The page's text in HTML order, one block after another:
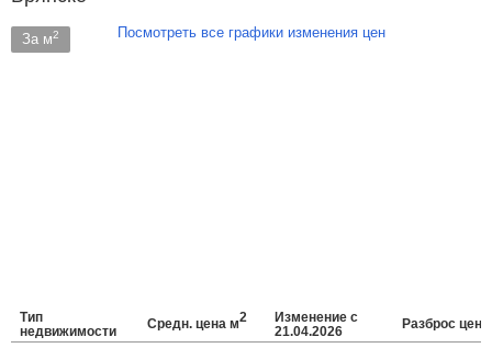
За м2 Посмотреть все графики изменения цен
Тип
недвижимости
Средн. цена м2
Изменение с
21.04.2026
Разброс цен